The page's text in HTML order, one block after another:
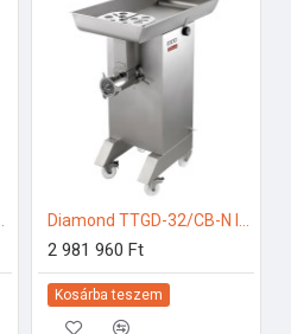
2 981 960 Ft
Kosárba teszem